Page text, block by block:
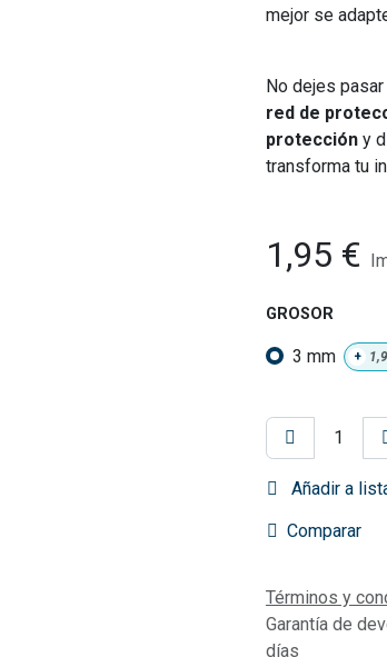
mejor se
No dejes
red de
protección y
transforma tu
1,95 €
GROSOR
3 mm +
Añadir a
Comparar
Términos y
Garantía de
días